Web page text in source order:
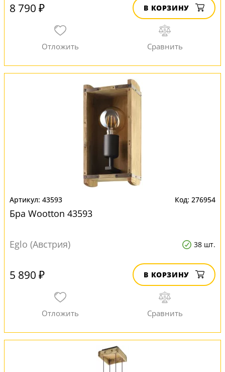
8 790 ₽ В КОРЗИНУ
43593 276954
Бра Wootton 43593
Eglo (Австрия) 38 шт.
5 890 ₽ В КОРЗИНУ